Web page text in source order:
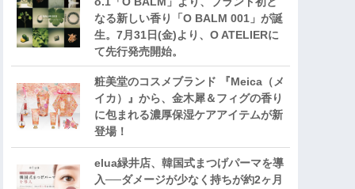
なる新しい香り「O BALM 001」が誕
生。7月31日(金)より、O ATELIERに
て先行発売開始。
粧美堂のコスメブランド 『Meica（メ
イカ）』から、金木犀＆フィグの香り
に包まれる濃厚保湿ケアアイテムが新
登場！
elua緑井店、韓国式まつげパーマを導
入──ダメージが少なく持ちが約2ヶ月